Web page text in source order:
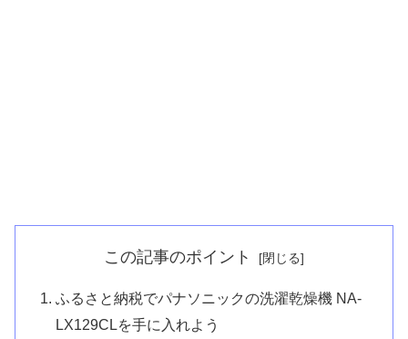
この記事のポイント
ふるさと納税でパナソニックの洗濯乾燥機 NA-
LX129CLを手に入れよう